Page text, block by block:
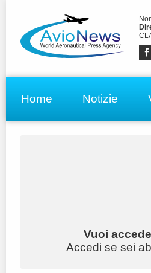
Home Notizie
Vuoi
Accedi se sei